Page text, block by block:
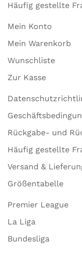
Häufig gestellte
Mein Konto
Mein Warenkorb
Wunschliste
Zur Kasse
Rückgabe- und
Häufig gestellte
Versand &
Größentabelle
Premier League
La Liga
Bundesliga